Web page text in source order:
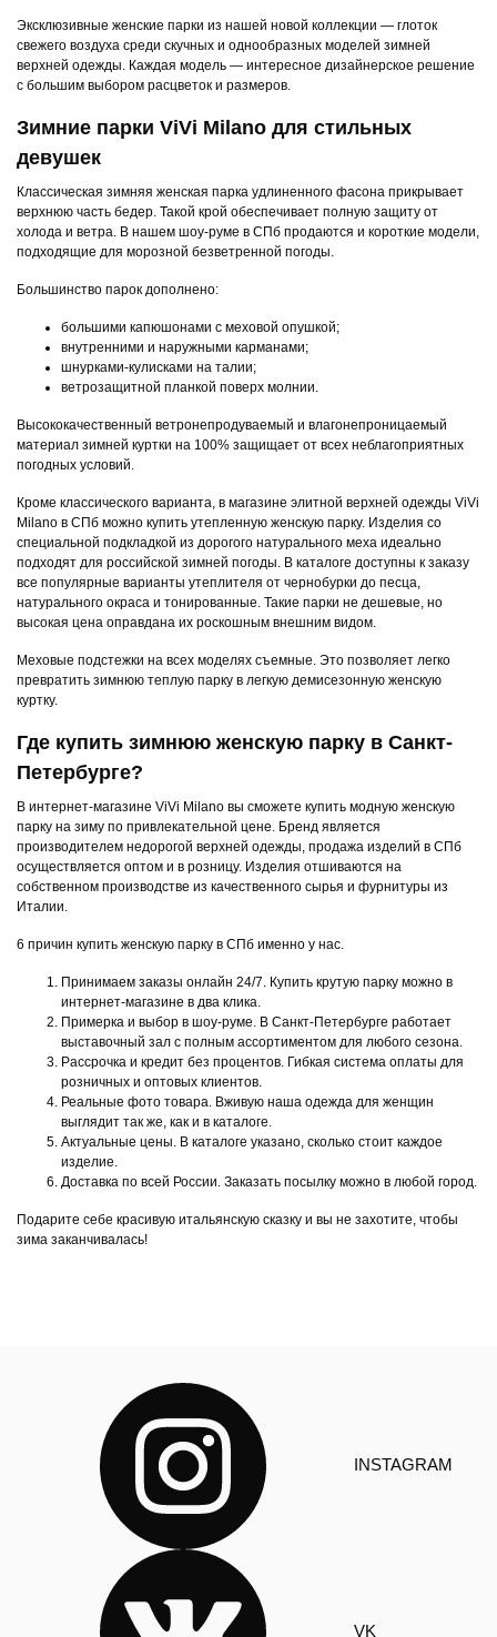
Эксклюзивные женские парки из нашей новой коллекции — глоток
свежего воздуха среди скучных и однообразных моделей зимней
верхней одежды. Каждая модель — интересное дизайнерское решение
с большим выбором расцветок и размеров.
Зимние парки ViVi Milano для стильных
девушек
Классическая зимняя женская парка удлиненного фасона прикрывает
верхнюю часть бедер. Такой крой обеспечивает полную защиту от
холода и ветра. В нашем шоу-руме в СПб продаются и короткие модели,
подходящие для морозной безветренной погоды.
Большинство парок дополнено:
большими капюшонами с меховой опушкой;
внутренними и наружными карманами;
шнурками-кулисками на талии;
ветрозащитной планкой поверх молнии.
Высококачественный ветронепродуваемый и влагонепроницаемый
материал зимней куртки на 100% защищает от всех неблагоприятных
погодных условий.
Кроме классического варианта, в магазине элитной верхней одежды ViVi
Milano в СПб можно купить утепленную женскую парку. Изделия со
специальной подкладкой из дорогого натурального меха идеально
подходят для российской зимней погоды. В каталоге доступны к заказу
все популярные варианты утеплителя от чернобурки до песца,
натурального окраса и тонированные. Такие парки не дешевые, но
высокая цена оправдана их роскошным внешним видом.
Меховые подстежки на всех моделях съемные. Это позволяет легко
превратить зимнюю теплую парку в легкую демисезонную женскую
куртку.
Где купить зимнюю женскую парку в Санкт-
Петербурге?
В интернет-магазине ViVi Milano вы сможете купить модную женскую
парку на зиму по привлекательной цене. Бренд является
производителем недорогой верхней одежды, продажа изделий в СПб
осуществляется оптом и в розницу. Изделия отшиваются на
собственном производстве из качественного сырья и фурнитуры из
Италии.
6 причин купить женскую парку в СПб именно у нас.
Принимаем заказы онлайн 24/7. Купить крутую парку можно в
интернет-магазине в два клика.
Примерка и выбор в шоу-руме. В Санкт-Петербурге работает
выставочный зал с полным ассортиментом для любого сезона.
Рассрочка и кредит без процентов. Гибкая система оплаты для
розничных и оптовых клиентов.
Реальные фото товара. Вживую наша одежда для женщин
выглядит так же, как и в каталоге.
Актуальные цены. В каталоге указано, сколько стоит каждое
изделие.
Доставка по всей России. Заказать посылку можно в любой город.
Подарите себе красивую итальянскую сказку и вы не захотите, чтобы
зима заканчивалась!
INSTAGRAM
VK